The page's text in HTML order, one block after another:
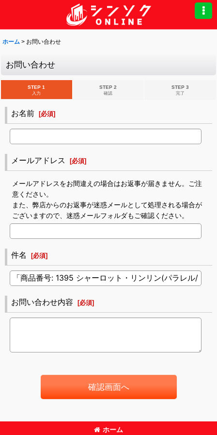
ホーム > お問い合わせ
お問い合わせ
STEP 1
入力
STEP 2
確認
STEP 3
完了
お名前 [必須]
メールアドレス [必須]
メールアドレスをお間違えの場合はお返事が届きません。ご注
意ください。
また、弊店からのお返事が迷惑メールとして処理される場合が
ございますので、迷惑メールフォルダもご確認ください。
件名 [必須]
お問い合わせ内容 [必須]
確認画面へ
ホーム